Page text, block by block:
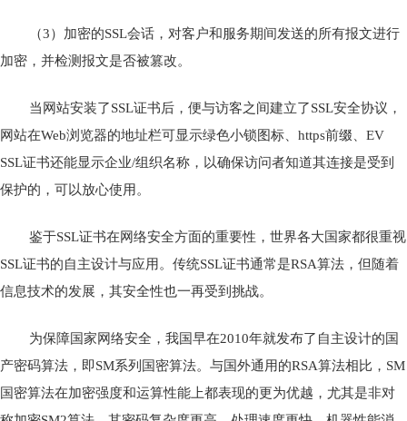
（3）加密的SSL会话，对客户和服务期间发送的所有报文进行
加密，并检测报文是否被篡改。
当网站安装了SSL证书后，便与访客之间建立了SSL安全协议，
网站在Web浏览器的地址栏可显示绿色小锁图标、https前缀、EV
SSL证书还能显示企业/组织名称，以确保访问者知道其连接是受到
保护的，可以放心使用。
鉴于SSL证书在网络安全方面的重要性，世界各大国家都很重视
SSL证书的自主设计与应用。传统SSL证书通常是RSA算法，但随着
信息技术的发展，其安全性也一再受到挑战。
为保障国家网络安全，我国早在2010年就发布了自主设计的国
产密码算法，即SM系列国密算法。与国外通用的RSA算法相比，SM
国密算法在加密强度和运算性能上都表现的更为优越，尤其是非对